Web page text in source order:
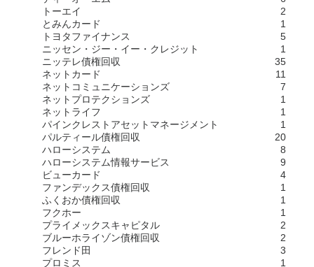
トーエイ
2
とみんカード
1
トヨタファイナンス
5
ニッセン・ジー・イー・クレジット
1
ニッテレ債権回収
35
ネットカード
11
ネットコミュニケーションズ
7
ネットプロテクションズ
1
ネットライフ
1
パインクレストアセットマネージメント
1
パルティール債権回収
20
ハローシステム
8
ハローシステム情報サービス
9
ビューカード
4
ファンデックス債権回収
1
ふくおか債権回収
1
フクホー
1
プライメックスキャピタル
2
ブルーホライゾン債権回収
2
フレンド田
3
プロミス
1